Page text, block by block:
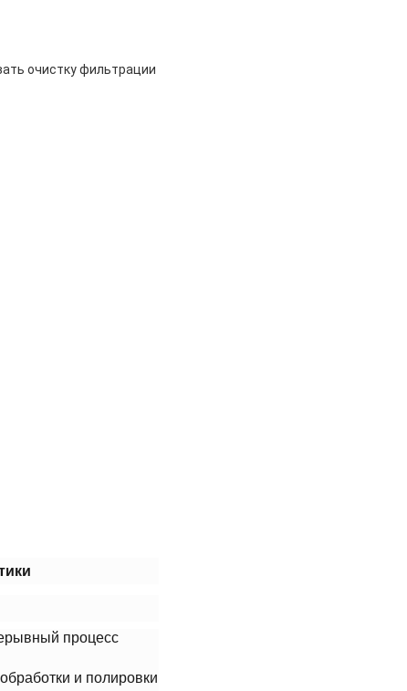
очистку фильтрации
процесс
и полировки